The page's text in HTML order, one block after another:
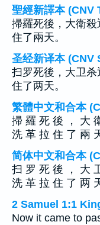
聖經新譯本 (CNV
掃羅死後，大衛
住了兩天。
圣经新译本 (CNV
扫罗死後，大卫
住了两天。
繁體中文和合本
掃 羅 死 後 ， 大
洗 革 拉 住 了 兩
简体中文和合本
扫 罗 死 後 ， 大
洗 革 拉 住 了 两
2 Samuel 1:1
Now it came to